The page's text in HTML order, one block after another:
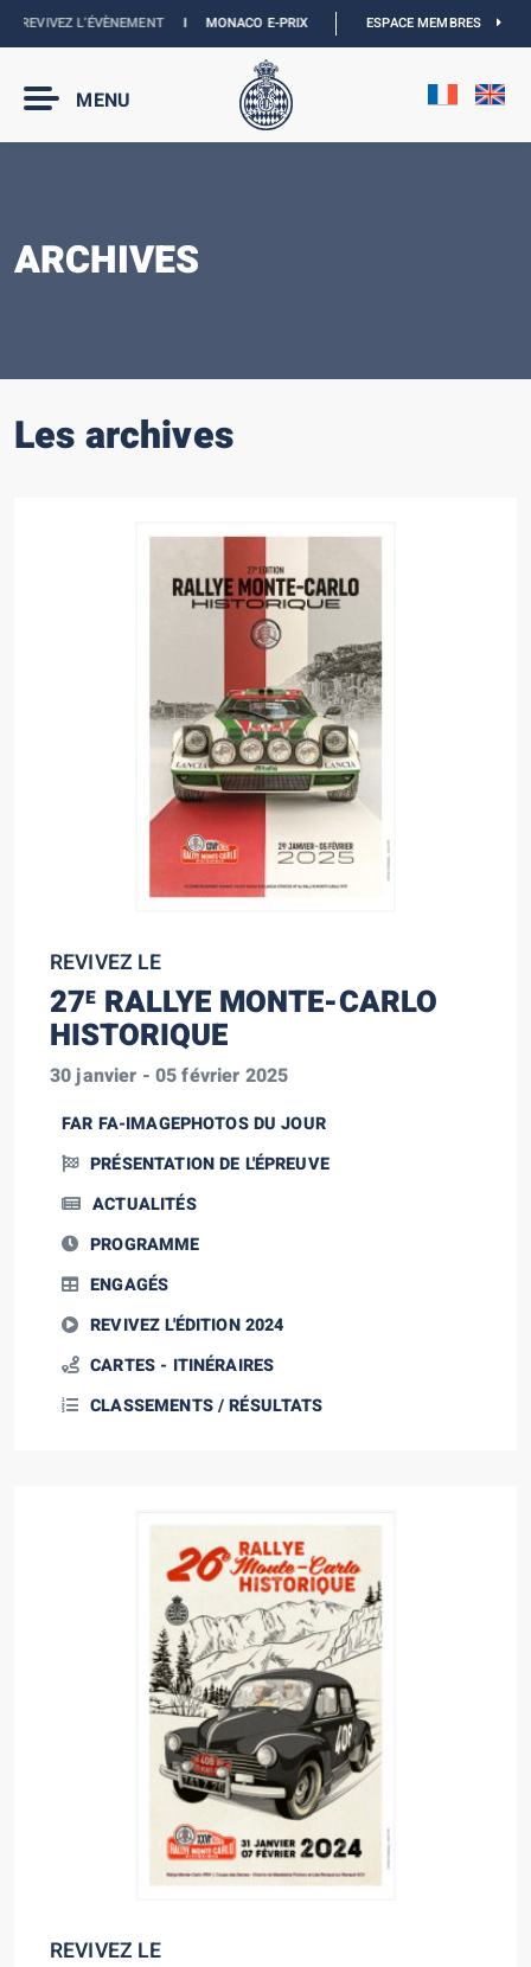
L’ÉVÈNEMENTIMONACO E-PRIX 2027 :NOUVELLES DATESI
ESPACE MEMBRES
MENU
ARCHIVES
Les archives
REVIVEZ LE
27E RALLYE MONTE-CARLO
HISTORIQUE
30 janvier - 05 février 2025
FAR FA-IMAGEPHOTOS DU JOUR
PRÉSENTATION DE L'ÉPREUVE
ACTUALITÉS
PROGRAMME
ENGAGÉS
REVIVEZ L'ÉDITION 2024
CARTES - ITINÉRAIRES
CLASSEMENTS / RÉSULTATS
REVIVEZ LE